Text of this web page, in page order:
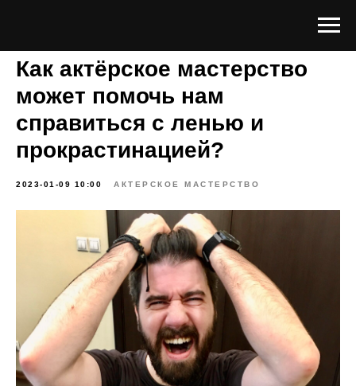
Как актёрское мастерство
может помочь нам
справиться с ленью и
прокрастинацией?
2023-01-09 10:00 АКТЕРСКОЕ МАСТЕРСТВО